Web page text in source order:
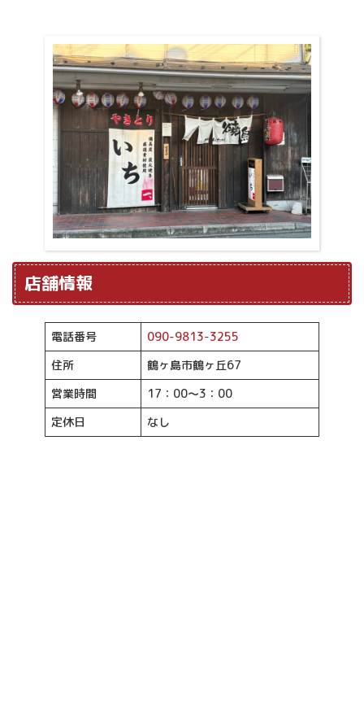
店舗情報
電話番号
090-9813-3255
住所
鶴ヶ島市鶴ヶ丘67
営業時間
17：00～3：00
定休日
なし